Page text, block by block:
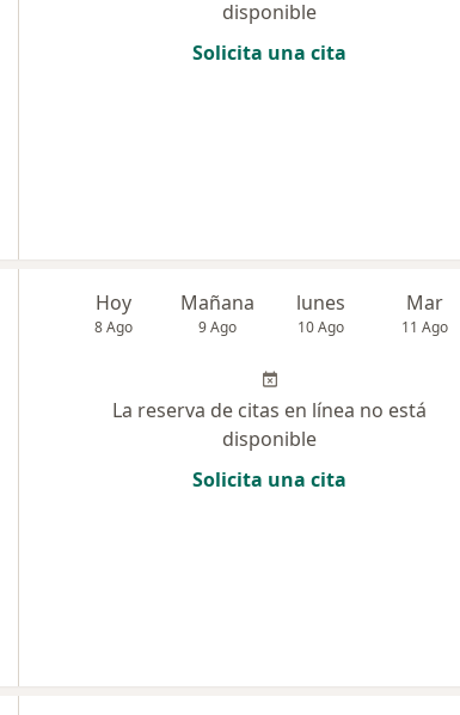
disponible
Solicita una cita
Hoy
8 Ago
Mañana
9 Ago
lunes
10 Ago
Mar
11 Ago
La reserva de citas en línea no está
disponible
Solicita una cita